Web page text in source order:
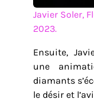
Javier Soler,
2023.
Ensuite,
une
diamants
le désir et